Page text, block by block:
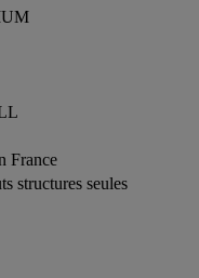
France
structures seules